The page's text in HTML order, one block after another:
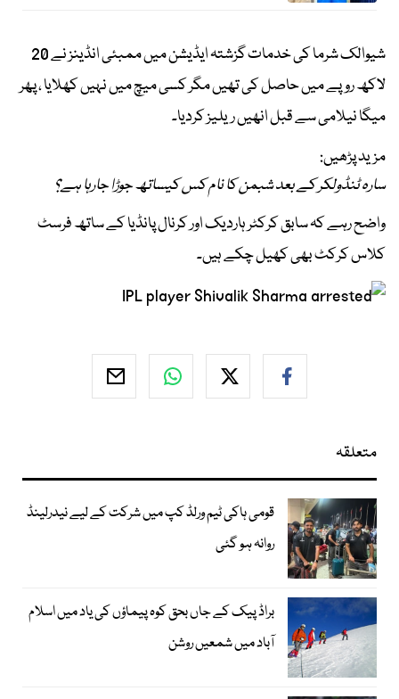
شیوالک شرما کی خدمات گزشتہ ایڈیشن میں ممبئی انڈینز نے 20
لاکھ روپے میں حاصل کی تھیں مگر کسی میچ میں نہیں کھلایا ، پھر
میگا نیلامی سے قبل انھیں ریلیز کردیا۔
مزید پڑھیں:
سارہ ٹنڈولکر کے بعد شبمن کا نام کس کیساتھ جوڑا جارہا ہے؟
واضح رہے کہ سابق کرکٹر ہاردیک اور کرنال پانڈیا کے ساتھ فرسٹ
کلاس کرکٹ بھی کھیل چکے ہیں۔
متعلقہ
قومی ہاکی ٹیم ورلڈ کپ میں شرکت کے لیے نیدرلینڈ
روانہ ہو گئی
براڈ پیک کے جاں بحق کوہ پیماؤں کی یاد میں اسلام
آباد میں شمعیں روشن